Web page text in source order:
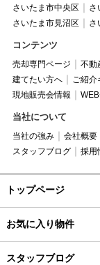
さいたま市中央区
さ
さいたま市見沼区
さ
コンテンツ
売却専門ページ 不動
建てたい方へ
ご紹介
現地販売会情報
当社について
当社の強み 会社概要
スタッフブログ
採用
トップページ
お気に入り物件
スタッフブログ